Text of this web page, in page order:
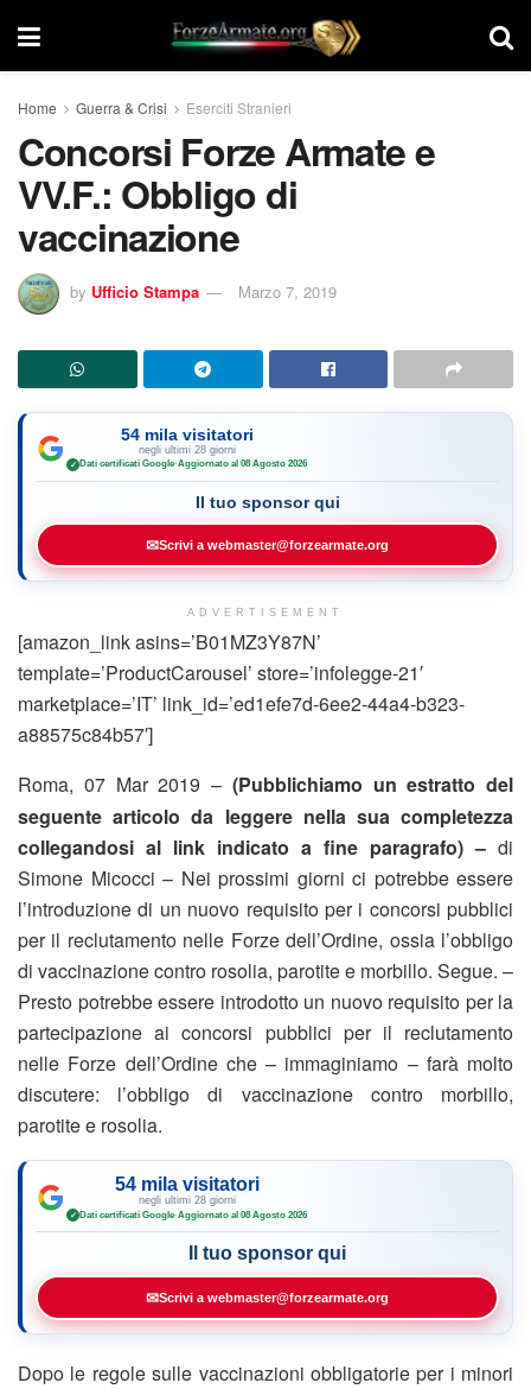
Home Guerra & Crisi Eserciti Stranieri
Concorsi Forze Armate e
VV.F.: Obbligo di
vaccinazione
by Ufficio Stampa Marzo 7, 2019
54 mila visitatori
negli ultimi 28 giorni
✓ Dati certificati Google·Aggiornato al 08 Agosto 2026
Il tuo sponsor qui
✉Scrivi a webmaster@forzearmate.org
ADVERTISEMENT
[amazon_link asins=’B01MZ3Y87N’
template=’ProductCarousel’ store=’infolegge-21′
marketplace=’IT’ link_id=’ed1efe7d-6ee2-44a4-b323-
a88575c84b57′]
Roma, 07 Mar 2019 – (Pubblichiamo un estratto del
seguente articolo da leggere nella sua completezza
collegandosi al link indicato a fine paragrafo) – di
Simone Micocci – Nei prossimi giorni ci potrebbe essere
l’introduzione di un nuovo requisito per i concorsi pubblici
per il reclutamento nelle Forze dell’Ordine, ossia l’obbligo
di vaccinazione contro rosolia, parotite e morbillo. Segue. –
Presto potrebbe essere introdotto un nuovo requisito per la
partecipazione ai concorsi pubblici per il reclutamento
nelle Forze dell’Ordine che – immaginiamo – farà molto
discutere: l’obbligo di vaccinazione contro morbillo,
parotite e rosolia.
54 mila visitatori
negli ultimi 28 giorni
✓ Dati certificati Google·Aggiornato al 08 Agosto 2026
Il tuo sponsor qui
✉Scrivi a webmaster@forzearmate.org
Dopo le regole sulle vaccinazioni obbligatorie per i minori